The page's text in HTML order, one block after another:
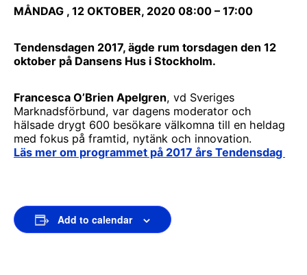
MÅNDAG , 12 OKTOBER, 2020 08:00 – 17:00
Tendensdagen 2017, ägde rum torsdagen den 12
oktober på Dansens Hus i Stockholm.
Francesca O’Brien Apelgren, vd Sveriges
Marknadsförbund, var dagens moderator och
hälsade drygt 600 besökare välkomna till en heldag
med fokus på framtid, nytänk och innovation.
Läs mer om programmet på 2017 års Tendensdag
Add to calendar